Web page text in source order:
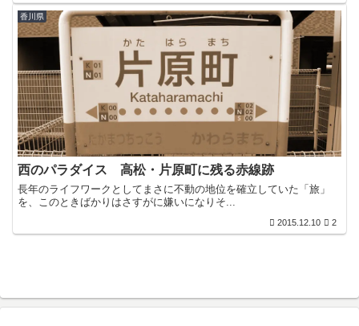
香川県
西のパラダイス 高松・片原町に残る赤線跡
長年のライフワークとしてまさに不動の地位を確立していた「旅」
を、このときばかりはさすがに嫌いになりそ...
2015.12.10 2